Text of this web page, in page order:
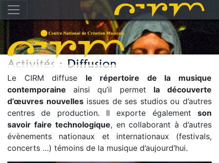
Le CIRM diffuse le répertoire de la musique
contemporaine ainsi qu’il permet la
découverte
d’œuvres nouvellesissues de ses studios ou d’autres
centres de production. Il exporte également son
savoir faire technologique, en collaborant à d’autres
évènements nationaux et internationaux (festivals,
concerts …) témoins de la musique d’aujourd’hui.